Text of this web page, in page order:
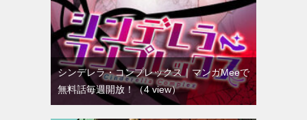
シンデレラ・コンプレックス｜マンガMeeで
無料話毎週開放！ （4 view）